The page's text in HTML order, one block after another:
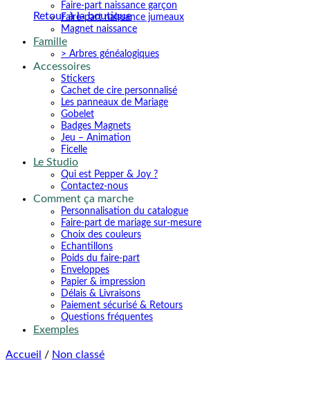
Retour à la boutique
Faire-part naissance garçon
Faire-part naissance jumeaux
Magnet naissance
Famille
> Arbres généalogiques
Accessoires
Stickers
Cachet de cire personnalisé
Les panneaux de Mariage
Gobelet
Badges Magnets
Jeu – Animation
Ficelle
Le Studio
Qui est Pepper & Joy ?
Contactez-nous
Comment ça marche
Personnalisation du catalogue
Faire-part de mariage sur-mesure
Choix des couleurs
Echantillons
Poids du faire-part
Enveloppes
Papier & impression
Délais & Livraisons
Paiement sécurisé & Retours
Questions fréquentes
Exemples
Accueil / Non classé